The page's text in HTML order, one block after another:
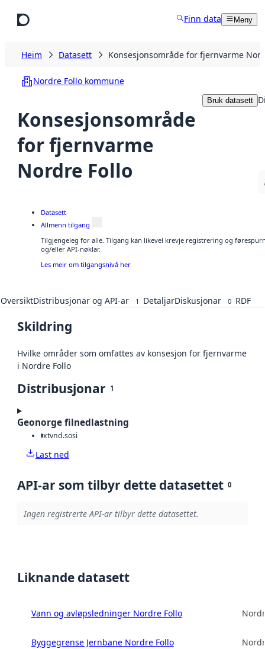
Finn data Meny
Heim Datasett Konsesjonsområde for fjernvarme
Nordre Follo kommune
Konsesjonsområde
for fjernvarme
Nordre Follo
Bruk datasett
Datasett
Allmenn tilgang
Tilgjengeleg for alle. Tilgang kan likevel krevje registrering og
og/eller API-nøklar.
Les meir om tilgangsnivå her
OversiktDistribusjonar og API-ar 1 DetaljarDiskusjonar 0 RDF
Skildring
Hvilke områder som omfattes av konsesjon for fjernvarme
i Nordre Follo
Distribusjonar 1
Geonorge filnedlastning
txtvnd.sosi
Last ned
API-ar som tilbyr dette datasettet 0
Ingen registrerte API-ar tilbyr dette datasettet.
Liknande datasett
Vann og avløpsledninger Nordre Follo
Byggegrense Jernbane Nordre Follo